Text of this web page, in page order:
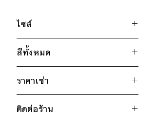
ไซส์
ไซส์ : 2XL
อก 50" / เอว 48" / สะโพก 48" /
ไหล่กว้าง 20" / วงแขน 23" / ยาว
30"
อก 52" / เอว 48" / สะโพก 48" /
ไหล่กว้าง 20" / วงแขน 24" / ยาว
สีทั้งหมด
ราคาเช่า
วันคืน)
ติดต่อร้าน